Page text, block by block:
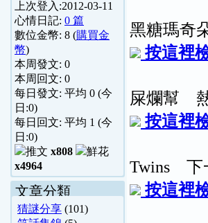
上次登入:2012-03-11
心情日記: 0 篇
數位金幣: 8 (購買金
幣)
本周發文: 0
本周回文: 0
每日發文: 平均 0 (今
日:0)
每日回文: 平均 1 (今
日:0)
x808
x4964
文章分類
猜謎分享 (101)
黑糖瑪奇
按這裡
屎爛幫
按這裡
Twins 下
按這裡